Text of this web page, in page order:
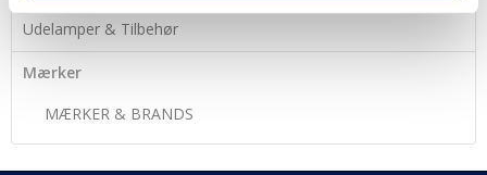
Udelamper & Tilbehør
Mærker
MÆRKER & BRANDS